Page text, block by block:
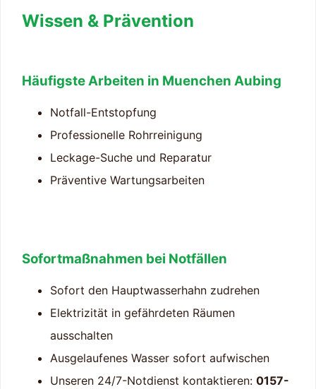
Wissen & Prävention
Häufigste Arbeiten in Muenchen Aubing
Notfall-Entstopfung
Professionelle Rohrreinigung
Leckage-Suche und Reparatur
Präventive Wartungsarbeiten
Sofortmaßnahmen bei Notfällen
Sofort den Hauptwasserhahn zudrehen
Elektrizität in gefährdeten Räumen
ausschalten
Ausgelaufenes Wasser sofort aufwischen
Unseren 24/7-Notdienst kontaktieren: 0157-